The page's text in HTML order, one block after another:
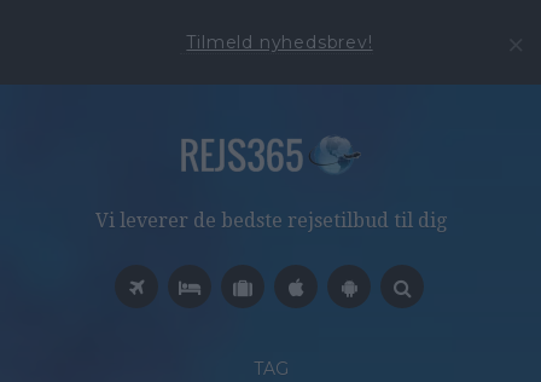
Tilmeld nyhedsbrev!
Vi leverer de bedste rejsetilbud til dig
TAG